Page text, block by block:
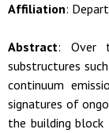
Affiliation:
Abstract: Over
substructures
continuum
signatures of
the building